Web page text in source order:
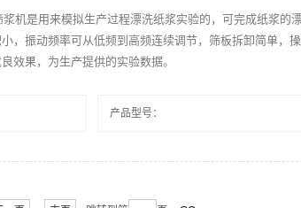
机是用来模拟生产过程漂洗纸浆实验的，可完成纸浆的漂
，振动频率可从低频到高频连续调节，筛板拆卸简单，
效果，为生产提供的实验数据。
产品型号：